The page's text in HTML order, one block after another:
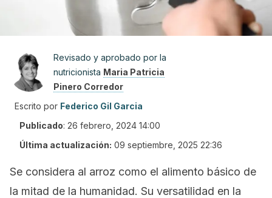
Revisado y aprobado por la
nutricionista Maria Patricia
Pinero Corredor
Escrito por Federico Gil Garcia
Publicado: 26 febrero, 2024 14:00
Última actualización: 09 septiembre, 2025 22:36
Se considera al arroz como el alimento básico de
la mitad de la humanidad. Su versatilidad en la